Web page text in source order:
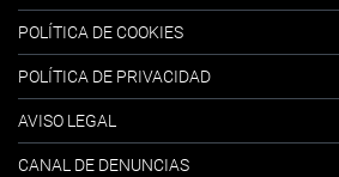
POLÍTICA DE COOKIES
POLÍTICA DE PRIVACIDAD
AVISO LEGAL
CANAL DE DENUNCIAS